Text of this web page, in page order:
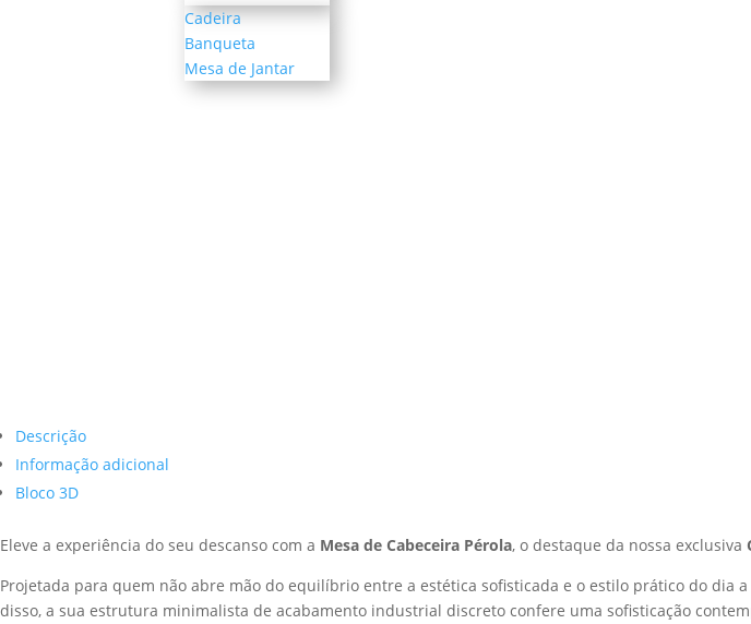
Cadeira
Banqueta
Mesa de Jantar
Descrição
Informação adicional
Bloco 3D
Eleve a experiência do seu descanso com a Mesa de Cabeceira Pérola, o destaque da nossa exclusiva
Projetada para quem não abre mão do equilíbrio entre a estética sofisticada e o estilo prático do dia
disso, a sua estrutura minimalista de acabamento industrial discreto confere uma sofisticação